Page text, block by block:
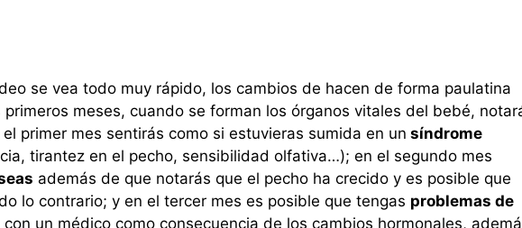
se vea todo muy rápido, los cambios de hacen de forma paulatina
meses, cuando se forman los órganos vitales del bebé,
primer mes sentirás como si estuvieras sumida en un síndrome
tirantez en el pecho, sensibilidad olfativa…); en el segundo mes
además de que notarás que el pecho ha crecido y es posible que
lo contrario; y en el tercer mes es posible que tengas problemas de
un médico como consecuencia de los cambios hormonales,